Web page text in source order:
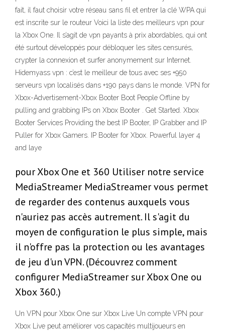
fait, il faut choisir votre réseau sans fil et entrer la clé WPA qui
est inscrite sur le routeur Voici la liste des meilleurs vpn pour
la Xbox One. Il s’agit de vpn payants à prix abordables, qui ont
été surtout développés pour débloquer les sites censurés,
crypter la connexion et surfer anonymement sur Internet.
Hidemyass vpn : c’est le meilleur de tous avec ses +950
serveurs vpn localisés dans +190 pays dans le monde. VPN for
Xbox-Advertisement-Xbox Booter Boot People Offline by
pulling and grabbing IPs on Xbox Booter . Get Started. Xbox
Booter Services Providing the best IP Booter, IP Grabber and IP
Puller for Xbox Gamers. IP Booter for Xbox. Powerful layer 4
and laye
pour Xbox One et 360 Utiliser notre service
MediaStreamer MediaStreamer vous permet
de regarder des contenus auxquels vous
n'auriez pas accès autrement. Il s'agit du
moyen de configuration le plus simple, mais
il n'offre pas la protection ou les avantages
de jeu d'un VPN. (Découvrez comment
configurer MediaStreamer sur Xbox One ou
Xbox 360.)
Un VPN pour Xbox One sur Xbox Live Un compte VPN pour
Xbox Live peut améliorer vos capacités multijoueurs en